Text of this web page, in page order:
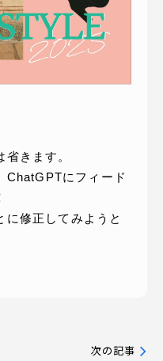
きます。
ChatGPTにフィード
に修正してみようと
次の記事